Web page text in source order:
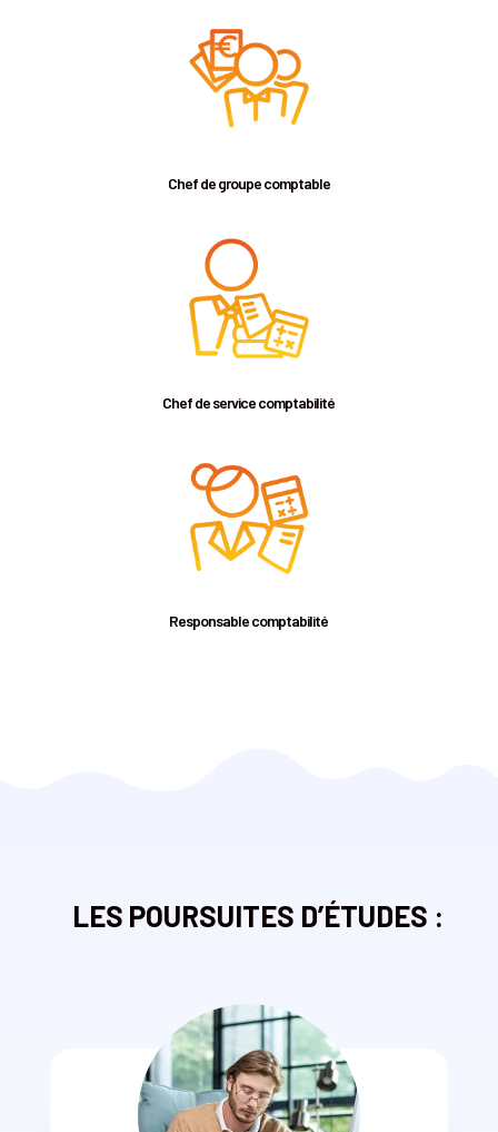
Chef de groupe comptable
Chef de service comptabilité
Responsable comptabilité
LES POURSUITES D’ÉTUDES :